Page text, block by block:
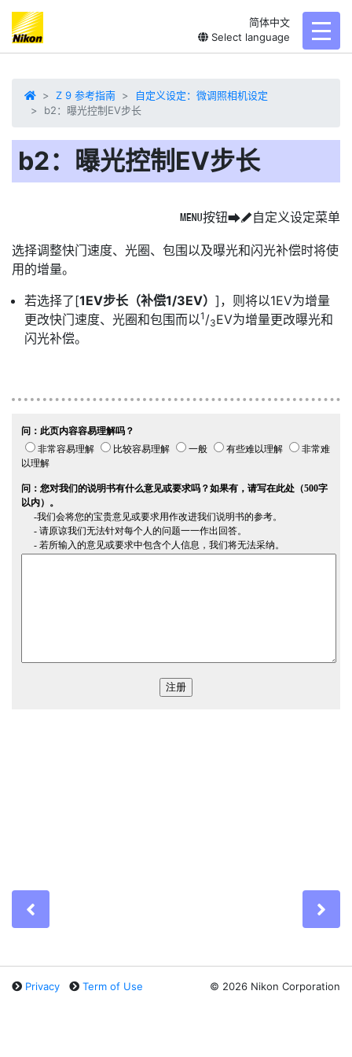
简体中文
Select language
Z 9 参考指南
自定义设定：微调照相机设定
b2：曝光控制EV步长
b2：曝光控制EV步长
G按钮UA自定义设定菜单
选择调整快门速度、光圈、包围以及曝光和闪光补偿时将使
用的增量。
若选择了[1EV步长（补偿1/3EV） ]，则将以1EV为增量
更改快门速度、光圈和包围而以1 /3EV为增量更改曝光和
闪光补偿。
Privacy Term of Use © 2026 Nikon Corporation